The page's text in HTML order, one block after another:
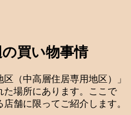
買い物事情
（中高層住居専用地区）」
た場所にあります。ここで
舗に限ってご紹介します。